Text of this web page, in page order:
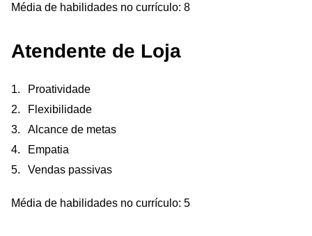
Média de habilidades no currículo: 8
Atendente de Loja
Proatividade
Flexibilidade
Alcance de metas
Empatia
Vendas passivas
Média de habilidades no currículo: 5